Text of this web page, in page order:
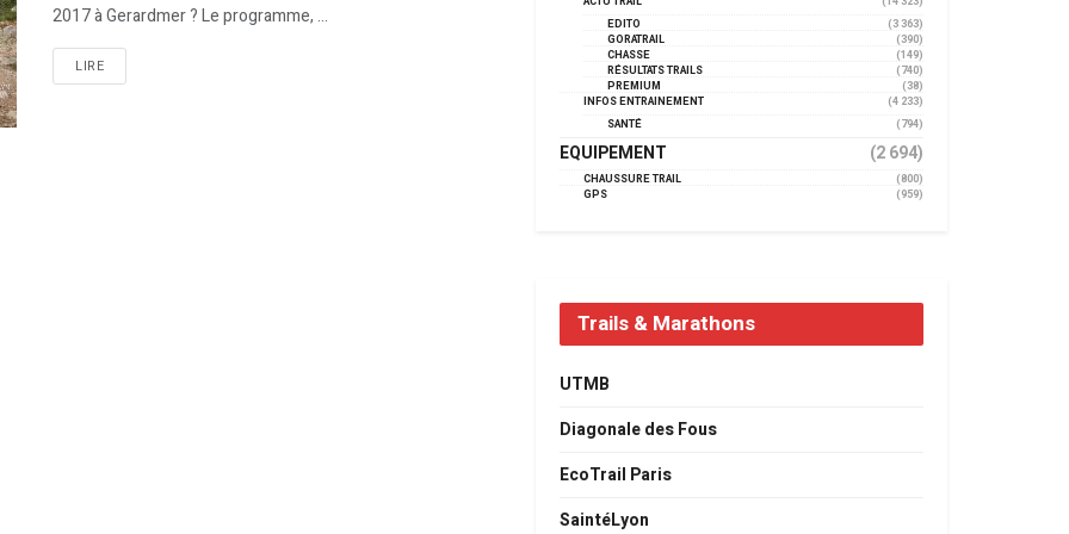
2017 à Gerardmer ? Le programme, ...
LIRE
EDITO
(3 363)
GORATRAIL
(390)
CHASSE
(149)
RÉSULTATS TRAILS
(740)
PREMIUM
(38)
INFOS ENTRAINEMENT
(4 233)
SANTÉ
(794)
EQUIPEMENT (2 694)
CHAUSSURE TRAIL
(800)
GPS
(959)
Trails & Marathons
UTMB
Diagonale des Fous
EcoTrail Paris
SaintéLyon